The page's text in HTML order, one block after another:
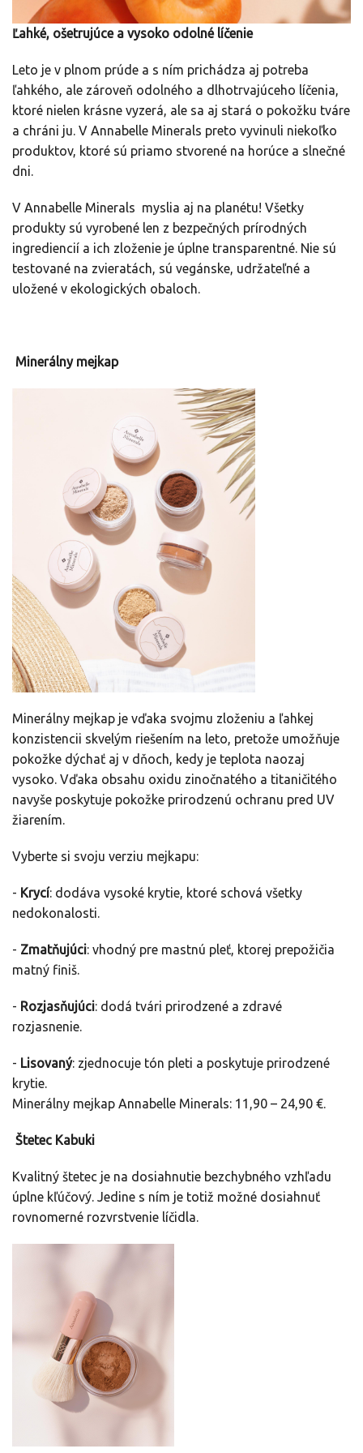
Ľahké, ošetrujúce a vysoko odolné líčenie
Leto je v plnom prúde a s ním prichádza aj potreba
ľahkého, ale zároveň odolného a dlhotrvajúceho líčenia,
ktoré nielen krásne vyzerá, ale sa aj stará o pokožku tváre
a chráni ju. V Annabelle Minerals preto vyvinuli niekoľko
produktov, ktoré sú priamo stvorené na horúce a slnečné
dni.
V Annabelle Minerals myslia aj na planétu! Všetky
produkty sú vyrobené len z bezpečných prírodných
ingrediencií a ich zloženie je úplne transparentné. Nie sú
testované na zvieratách, sú vegánske, udržateľné a
uložené v ekologických obaloch.
Minerálny mejkap
Minerálny mejkap je vďaka svojmu zloženiu a ľahkej
konzistencii skvelým riešením na leto, pretože umožňuje
pokožke dýchať aj v dňoch, kedy je teplota naozaj
vysoko. Vďaka obsahu oxidu zinočnatého a titaničitého
navyše poskytuje pokožke prirodzenú ochranu pred UV
žiarením.
Vyberte si svoju verziu mejkapu:
- Krycí: dodáva vysoké krytie, ktoré schová všetky
nedokonalosti.
- Zmatňujúci: vhodný pre mastnú pleť, ktorej prepožičia
matný finiš.
- Rozjasňujúci: dodá tvári prirodzené a zdravé
rozjasnenie.
- Lisovaný: zjednocuje tón pleti a poskytuje prirodzené
krytie.
Minerálny mejkap Annabelle Minerals: 11,90 – 24,90 €.
Štetec Kabuki
Kvalitný štetec je na dosiahnutie bezchybného vzhľadu
úplne kľúčový. Jedine s ním je totiž možné dosiahnuť
rovnomerné rozvrstvenie líčidla.